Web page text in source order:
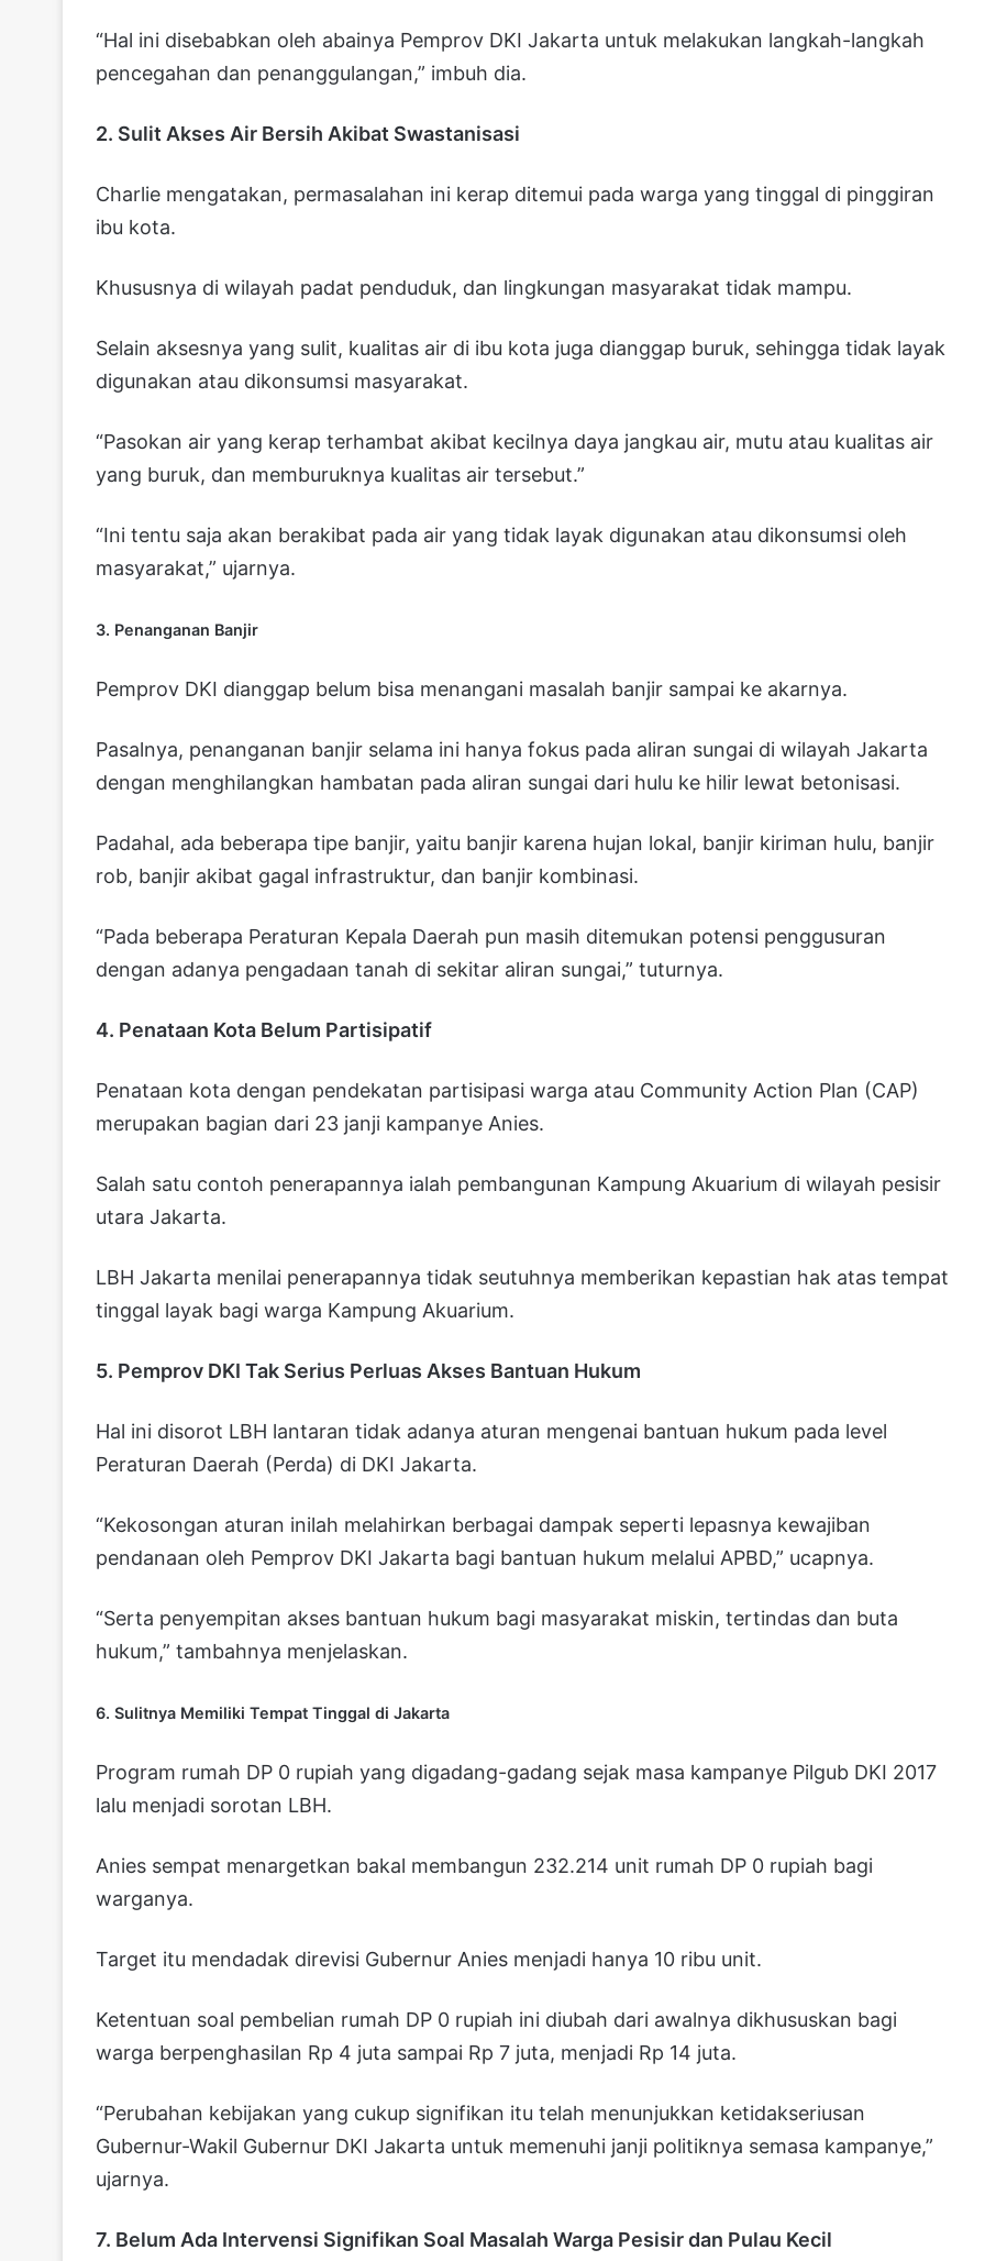
“Hal ini disebabkan oleh abainya Pemprov DKI Jakarta untuk melakukan langkah-langkah
pencegahan dan penanggulangan,” imbuh dia.
2. Sulit Akses Air Bersih Akibat Swastanisasi
Charlie mengatakan, permasalahan ini kerap ditemui pada warga yang tinggal di pinggiran
ibu kota.
Khususnya di wilayah padat penduduk, dan lingkungan masyarakat tidak mampu.
Selain aksesnya yang sulit, kualitas air di ibu kota juga dianggap buruk, sehingga tidak layak
digunakan atau dikonsumsi masyarakat.
“Pasokan air yang kerap terhambat akibat kecilnya daya jangkau air, mutu atau kualitas air
yang buruk, dan memburuknya kualitas air tersebut.”
“Ini tentu saja akan berakibat pada air yang tidak layak digunakan atau dikonsumsi oleh
masyarakat,” ujarnya.
3. Penanganan Banjir
Pemprov DKI dianggap belum bisa menangani masalah banjir sampai ke akarnya.
Pasalnya, penanganan banjir selama ini hanya fokus pada aliran sungai di wilayah Jakarta
dengan menghilangkan hambatan pada aliran sungai dari hulu ke hilir lewat betonisasi.
Padahal, ada beberapa tipe banjir, yaitu banjir karena hujan lokal, banjir kiriman hulu, banjir
rob, banjir akibat gagal infrastruktur, dan banjir kombinasi.
“Pada beberapa Peraturan Kepala Daerah pun masih ditemukan potensi penggusuran
dengan adanya pengadaan tanah di sekitar aliran sungai,” tuturnya.
4. Penataan Kota Belum Partisipatif
Penataan kota dengan pendekatan partisipasi warga atau Community Action Plan (CAP)
merupakan bagian dari 23 janji kampanye Anies.
Salah satu contoh penerapannya ialah pembangunan Kampung Akuarium di wilayah pesisir
utara Jakarta.
LBH Jakarta menilai penerapannya tidak seutuhnya memberikan kepastian hak atas tempat
tinggal layak bagi warga Kampung Akuarium.
5. Pemprov DKI Tak Serius Perluas Akses Bantuan Hukum
Hal ini disorot LBH lantaran tidak adanya aturan mengenai bantuan hukum pada level
Peraturan Daerah (Perda) di DKI Jakarta.
“Kekosongan aturan inilah melahirkan berbagai dampak seperti lepasnya kewajiban
pendanaan oleh Pemprov DKI Jakarta bagi bantuan hukum melalui APBD,” ucapnya.
“Serta penyempitan akses bantuan hukum bagi masyarakat miskin, tertindas dan buta
hukum,” tambahnya menjelaskan.
6. Sulitnya Memiliki Tempat Tinggal di Jakarta
Program rumah DP 0 rupiah yang digadang-gadang sejak masa kampanye Pilgub DKI 2017
lalu menjadi sorotan LBH.
Anies sempat menargetkan bakal membangun 232.214 unit rumah DP 0 rupiah bagi
warganya.
Target itu mendadak direvisi Gubernur Anies menjadi hanya 10 ribu unit.
Ketentuan soal pembelian rumah DP 0 rupiah ini diubah dari awalnya dikhususkan bagi
warga berpenghasilan Rp 4 juta sampai Rp 7 juta, menjadi Rp 14 juta.
“Perubahan kebijakan yang cukup signifikan itu telah menunjukkan ketidakseriusan
Gubernur-Wakil Gubernur DKI Jakarta untuk memenuhi janji politiknya semasa kampanye,”
ujarnya.
7. Belum Ada Intervensi Signifikan Soal Masalah Warga Pesisir dan Pulau Kecil